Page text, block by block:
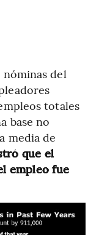
del
totales
base no
media de
que el
empleo fue